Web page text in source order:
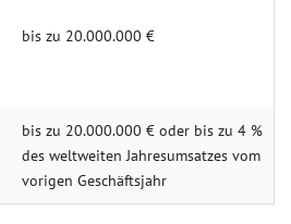
bis zu 20.000.000 €
bis zu 20.000.000 € oder bis zu 4 %
des weltweiten Jahresumsatzes vom
vorigen Geschäftsjahr